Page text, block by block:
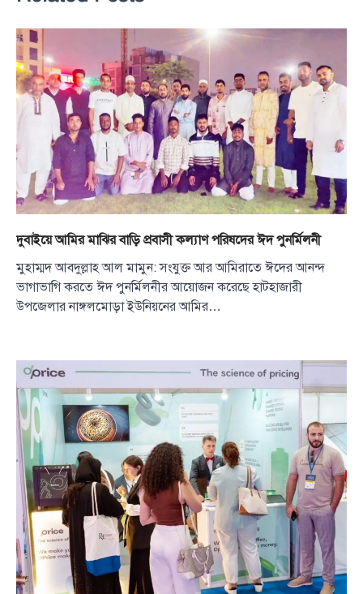
দুবাইয়ে আমির মাঝির বাড়ি প্রবাসী কল্যাণ পরিষদের ঈদ পুনর্মিলনী
মুহাম্মদ আবদুল্লাহ আল মামুন: সংযুক্ত আর আমিরাতে ঈদের আনন্দ
ভাগাভাগি করতে ঈদ পুনর্মিলনীর আয়োজন করেছে হাটহাজারী
উপজেলার নাঙ্গলমোড়া ইউনিয়নের আমির…